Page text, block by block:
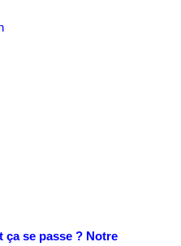
ça se passe ? Notre